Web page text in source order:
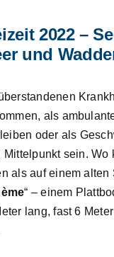
2022 –
und
als
oder als
Mittelpunkt sein. Wo
als auf einem alten
“ – einem
lang, fast 6